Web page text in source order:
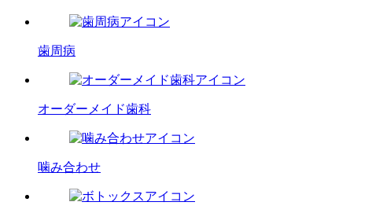
歯周病
オーダーメイド歯科
噛み合わせ